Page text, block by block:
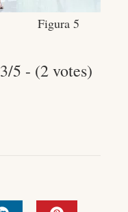
Figura 5
3/5 - (2 votes)